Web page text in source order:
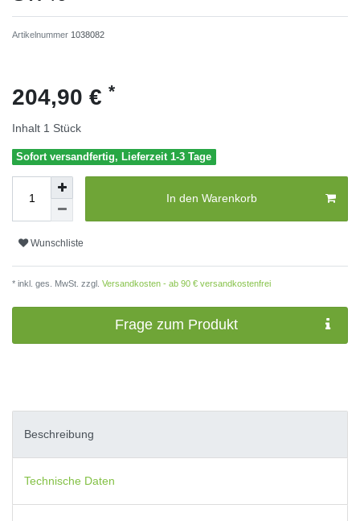
Artikelnummer 1038082
204,90 € *
Inhalt 1 Stück
Sofort versandfertig, Lieferzeit 1-3 Tage
In den Warenkorb
Wunschliste
* inkl. ges. MwSt. zzgl. Versandkosten - ab 90 € versandkostenfrei
Frage zum Produkt
Beschreibung
Technische Daten